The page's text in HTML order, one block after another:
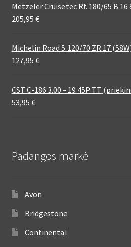
Metzeler Cruisetec Rf. 180/65 B
205,95 €
Michelin Road 5 120/70 ZR 17
127,95 €
CST C-186 3.00 - 19 45P TT
53,95 €
Padangos markė
Avon
Bridgestone
Continental